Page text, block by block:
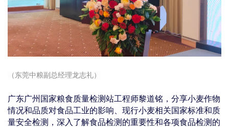
（东莞中粮副总经理龙志礼）
广东广州国家粮食质量检测站工程师黎道铭，分享小麦作物
情况和品质对食品工业的影响、现行小麦相关国家标准和质
量安全检测，深入了解食品检测的重要性和各项食品检测的